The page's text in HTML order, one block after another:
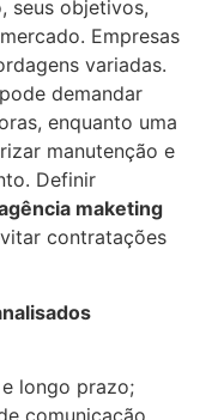
seus objetivos,
Empresas
variadas.
demandar
enquanto uma
manutenção e
Definir
maketing
contratações
longo prazo;